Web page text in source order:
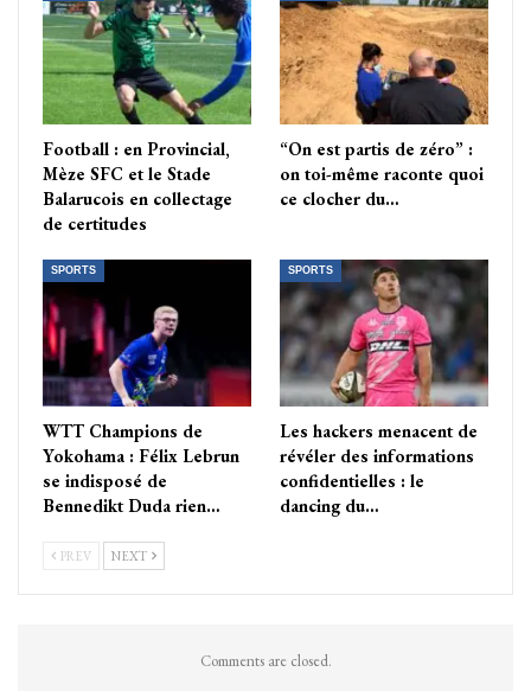
Football : en Provincial,
Mèze SFC et le Stade
Balarucois en collectage
de certitudes
“On est partis de zéro” :
on toi-même raconte quoi
ce clocher du…
SPORTS
WTT Champions de
Yokohama : Félix Lebrun
se indisposé de
Bennedikt Duda rien…
SPORTS
Les hackers menacent de
révéler des informations
confidentielles : le
dancing du…
PREV NEXT
Comments are closed.